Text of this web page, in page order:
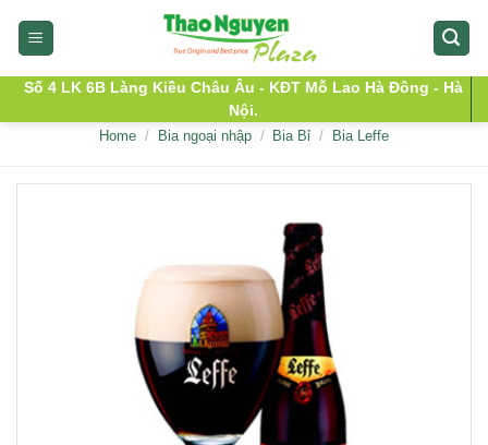
Số 4 LK 6B Làng Kiều Châu Âu - KĐT Mỗ Lao Hà Đông - Hà
Nội.
Home / Bia ngoại nhập / Bia Bỉ / Bia Leffe